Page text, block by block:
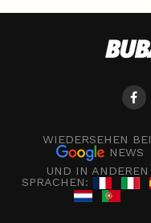
WIEDERSEHEN BEI
NEWS
UND IN ANDEREN
SPRACHEN: